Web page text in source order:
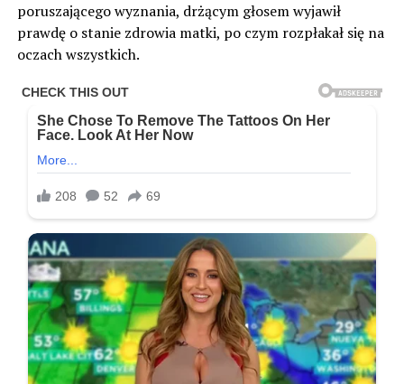
poruszającego wyznania, drżącym głosem wyjawił
prawdę o stanie zdrowia matki, po czym rozpłakał się na
oczach wszystkich.